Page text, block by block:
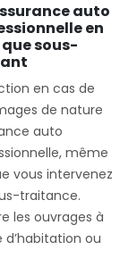
auto
en
sous-
en cas de
de nature
auto
même
vous intervenez
traitance.
les ouvrages à
d’habitation ou